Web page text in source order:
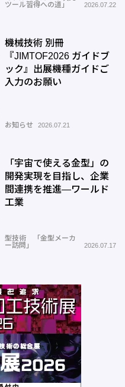
ツール習得への道」
2026.07.22
機械技術 別冊
『JIMTOF2026 ガイドブ
ック』出展機種ガイドご
入力のお願い
お知らせ 2026.07.21
「宇宙で使える金型」の
開発実現を目指し、企業
間連携を推進―ワールド
工業
型技術 「金型メーカ
ー訪問」
2026.07.17